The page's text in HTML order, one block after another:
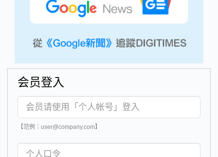
会员登入
【范例：user@company.com】